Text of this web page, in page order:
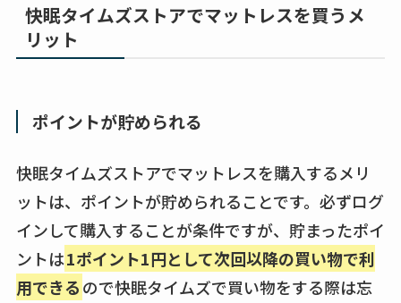
快眠タイムズストアでマットレスを買うメ
リット
ポイントが貯められる
快眠タイムズストアでマットレスを購入するメリ
ットは、ポイントが貯められることです。必ずログ
インして購入することが条件ですが、貯まったポイ
ントは1ポイント1円として次回以降の買い物で利
用できるので快眠タイムズで買い物をする際は忘